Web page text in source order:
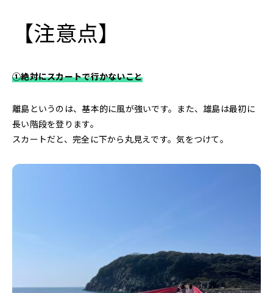
【注意点】
①絶対にスカートで行かないこと
離島というのは、基本的に風が強いです。また、雄島は最初に
長い階段を登ります。
スカートだと、完全に下から丸見えです。気をつけて。